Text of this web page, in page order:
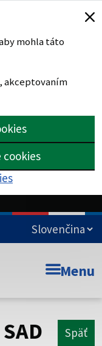
mohla táto
akceptovaním
Menu
Späť